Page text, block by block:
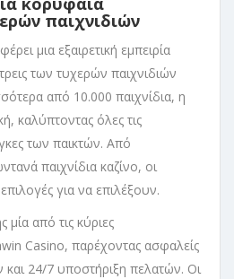
παιχνιδιών
μια εξαιρετική εμπειρία
των τυχερών παιχνιδιών
από 10.000 παιχνίδια, η
καλύπτοντας όλες τις
των παικτών. Από
παιχνίδια καζίνο, οι
για να επιλέξουν.
μία από τις κύριες
Casino, παρέχοντας ασφαλείς
24/7 υποστήριξη πελατών. Οι